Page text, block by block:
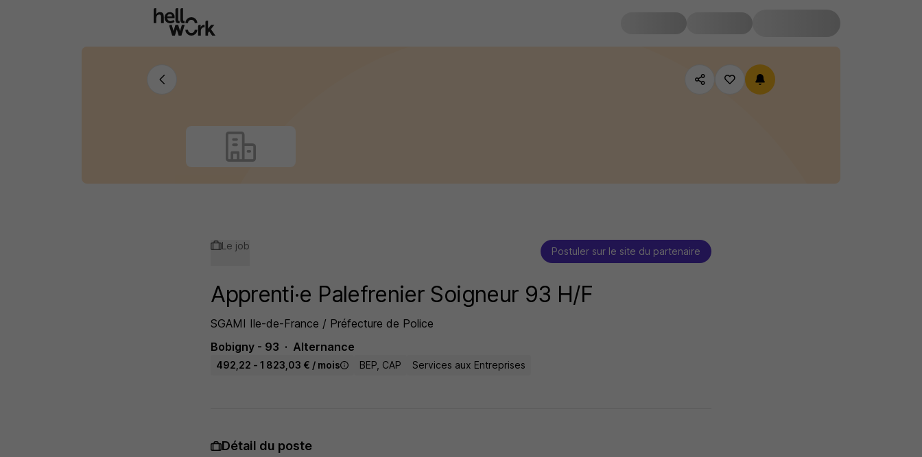
Le job Postuler sur le site du partenaire
Apprenti·e Palefrenier Soigneur 93 H/F
SGAMI Ile-de-France / Préfecture de Police
Bobigny - 93
Alternance
492,22 - 1 823,03 € / mois BEP, CAP Services aux Entreprises
Détail du poste